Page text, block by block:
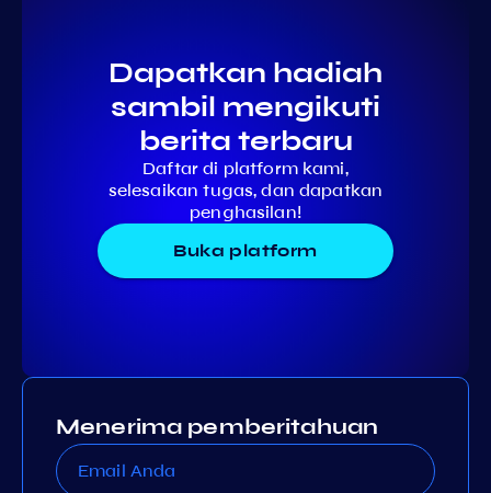
Dapatkan hadiah
sambil mengikuti
berita terbaru
Daftar di platform kami,
selesaikan tugas, dan dapatkan
penghasilan!
Buka platform
Menerima pemberitahuan